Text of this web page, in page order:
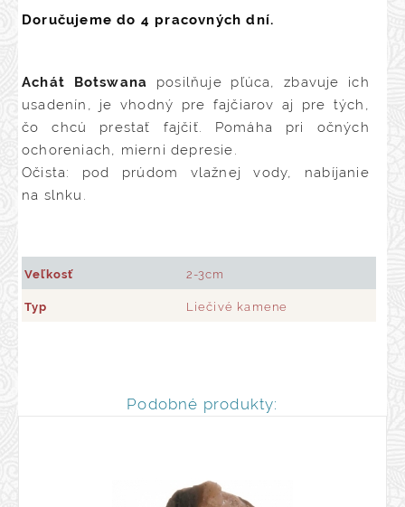
Doručujeme do 4 pracovných dní.
Achát Botswana posilňuje pľúca, zbavuje ich
usadenín, je vhodný pre fajčiarov aj pre tých,
čo chcú prestať fajčiť. Pomáha pri očných
ochoreniach, mierni depresie.
Očista: pod prúdom vlažnej vody, nabíjanie
na slnku.
Veľkosť 2-3cm
Typ Liečivé kamene
Podobné produkty: